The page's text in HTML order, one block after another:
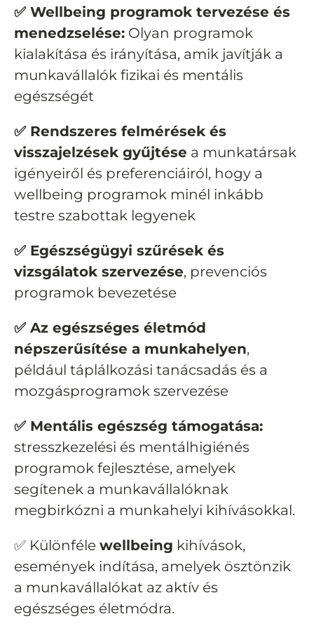
✅ Wellbeing programok tervezése és
menedzselése: Olyan programok
kialakítása és irányítása, amik javítják a
munkavállalók fizikai és mentális
egészségét
✅ Rendszeres felmérések és
visszajelzések gyűjtése a munkatársak
igényeiről és preferenciáiról, hogy a
wellbeing programok minél inkább
testre szabottak legyenek
✅ Egészségügyi szűrések és
vizsgálatok szervezése, prevenciós
programok bevezetése
✅ Az egészséges életmód
népszerűsítése a munkahelyen,
például táplálkozási tanácsadás és a
mozgásprogramok szervezése
✅ Mentális egészség támogatása:
stresszkezelési és mentálhigiénés
programok fejlesztése, amelyek
segítenek a munkavállalóknak
megbirkózni a munkahelyi kihívásokkal.
✅ Különféle wellbeing kihívások,
események indítása, amelyek ösztönzik
a munkavállalókat az aktív és
egészséges életmódra.